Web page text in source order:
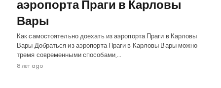
аэропорта Праги в Карловы
Вары
Как самостоятельно доехать из аэропорта Праги в Карловы
Вары Добраться из аэропорта Праги в Карловы Вары можно
тремя современными способами,…
8 лет ago